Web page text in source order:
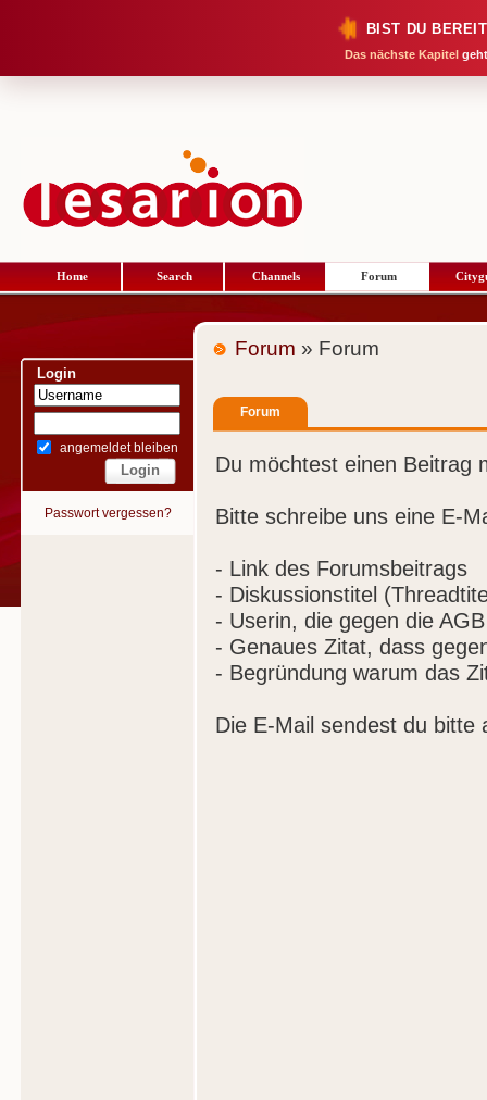
BIST DU
Das nächste Kapitel
Home Search Channels Forum
Login
angemeldet bleiben
Passwort vergessen?
Forum » Forum
Forum
Du möchtest einen Beitrag
Bitte schreibe uns eine E-
- Link des Forumsbeitrags
- Diskussionstitel
- Userin, die gegen die
- Genaues Zitat, dass
- Begründung warum das
Die E-Mail sendest du bitte